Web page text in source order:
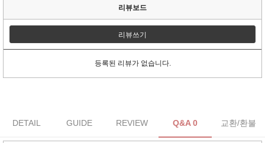
리뷰보드
리뷰쓰기
등록된 리뷰가 없습니다.
DETAIL GUIDE REVIEW Q&A 0 교환/환불